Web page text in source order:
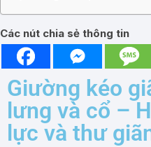
Các nút chia sẻ thông tin
Giường kéo
lưng và cổ –
lực và thư